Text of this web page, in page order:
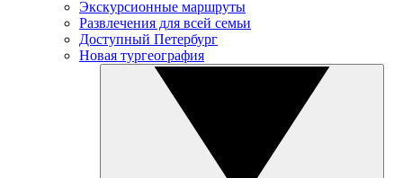
Экскурсионные маршруты
Развлечения для всей семьи
Доступный Петербург
Новая тургеография